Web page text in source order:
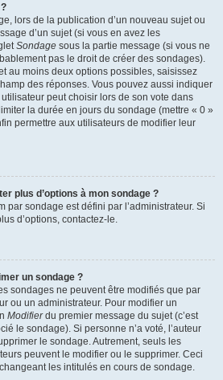
lors de la publication d’un nouveau sujet ou
d’un sujet (si vous en avez les
Sondage sous la partie message (si vous ne
pas le droit de créer des sondages).
au moins deux options possibles, saisissez
des réponses. Vous pouvez aussi indiquer
peut choisir lors de son vote dans
la durée en jours du sondage (mettre « 0 »
permettre aux utilisateurs de modifier leur
plus d’options à mon sondage ?
par sondage est défini par l’administrateur. Si
d’options, contactez-le.
un sondage ?
sondages ne peuvent être modifiés que par
ou un administrateur. Pour modifier un
Modifierdu premier message du sujet (c’est
le sondage). Si personne n’a voté, l’auteur
le sondage. Autrement, seuls les
peuvent le modifier ou le supprimer. Ceci
les intitulés en cours de sondage.